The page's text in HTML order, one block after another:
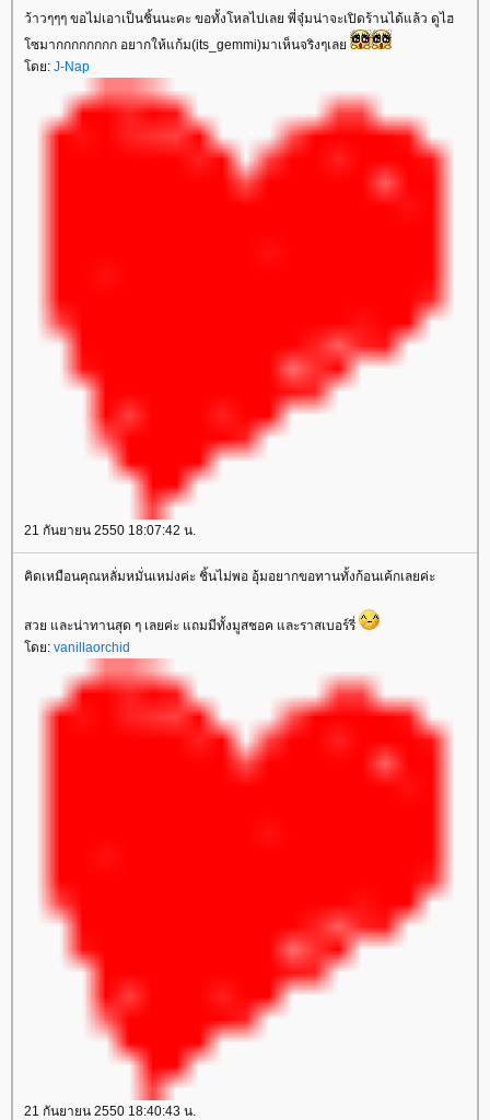
ว้าวๆๆๆ ขอไม่เอาเป็นชิ้นนะคะ ขอทั้งโหลไปเลย พี่จุ๋มน่าจะเปิดร้านได้แล้ว ดูไฮ
โซมากกกกกกกก อยากให้แก้ม(its_gemmi)มาเห็นจริงๆเลย
โดย: J-Nap
21 กันยายน 2550 18:07:42 น.
คิดเหมือนคุณหลั่มหมั่นเหม่งค่ะ ชิ้นไม่พอ อุ้มอยากขอทานทั้งก้อนเค้กเลยค่ะ
สวย และน่าทานสุด ๆ เลยค่ะ แถมมีทั้งมูสชอค และราสเบอร์รี่
โดย: vanillaorchid
21 กันยายน 2550 18:40:43 น.